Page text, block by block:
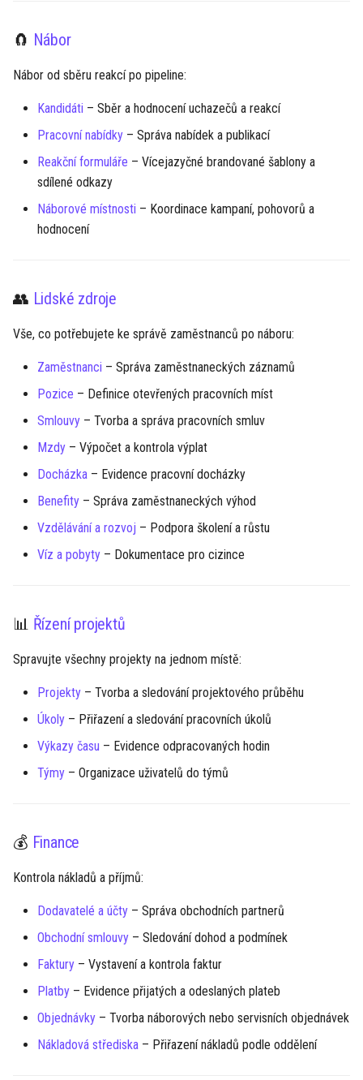
🧲 Nábor
Nábor od sběru reakcí po pipeline:
Kandidáti – Sběr a hodnocení uchazečů a reakcí
Pracovní nabídky – Správa nabídek a publikací
Reakční formuláře – Vícejazyčné brandované šablony a
sdílené odkazy
Náborové místnosti – Koordinace kampaní, pohovorů a
hodnocení
👥 Lidské zdroje
Vše, co potřebujete ke správě zaměstnanců po náboru:
Zaměstnanci – Správa zaměstnaneckých záznamů
Pozice – Definice otevřených pracovních míst
Smlouvy – Tvorba a správa pracovních smluv
Mzdy – Výpočet a kontrola výplat
Docházka – Evidence pracovní docházky
Benefity – Správa zaměstnaneckých výhod
Vzdělávání a rozvoj – Podpora školení a růstu
Víz a pobyty – Dokumentace pro cizince
📊 Řízení projektů
Spravujte všechny projekty na jednom místě:
Projekty – Tvorba a sledování projektového průběhu
Úkoly – Přiřazení a sledování pracovních úkolů
Výkazy času – Evidence odpracovaných hodin
Týmy – Organizace uživatelů do týmů
💰 Finance
Kontrola nákladů a příjmů:
Dodavatelé a účty – Správa obchodních partnerů
Obchodní smlouvy – Sledování dohod a podmínek
Faktury – Vystavení a kontrola faktur
Platby – Evidence přijatých a odeslaných plateb
Objednávky – Tvorba náborových nebo servisních objednávek
Nákladová střediska – Přiřazení nákladů podle oddělení